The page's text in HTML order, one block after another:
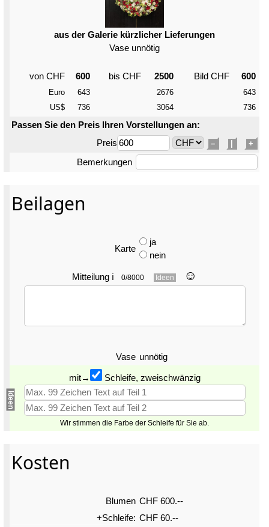
aus der Galerie kürzlicher Lieferungen
Vase unnötig
von CHF 600 bis CHF 2500 Bild CHF 600
Euro 643 2676
643
US$
736 3064 736
Passen Sie den Preis Ihren Vorstellungen an:
Preis
– +
Bemerkungen
Beilagen
Karte
ja
nein
Mitteilung ℹ 0/8000 Ideen ☺︎
Vase unnötig
Ideen
mit→ Schleife, zweischwänzig
Wir stimmen die Farbe der Schleife für Sie ab.
Kosten
Blumen CHF 600.--
+Schleife: CHF 60.--